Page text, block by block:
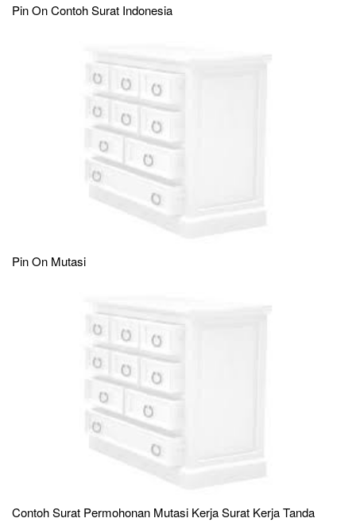
Pin On Contoh Surat Indonesia
Pin On Mutasi
Contoh Surat Permohonan Mutasi Kerja Surat Kerja Tanda